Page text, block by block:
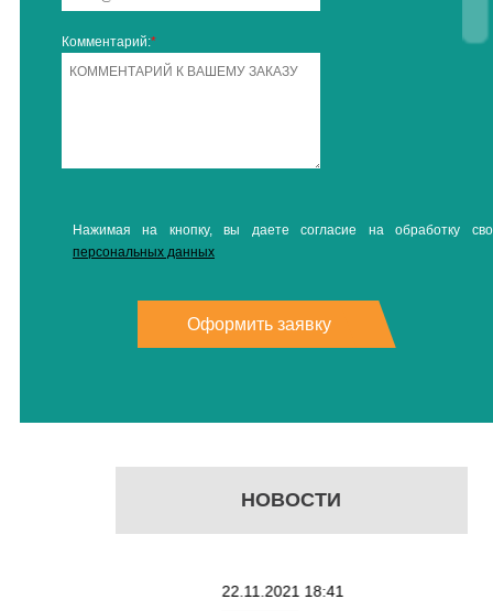
НОВОСТИ
22.11.2021 18:41
Комментарий:*
Нажимая на кнопку, вы даете согласие на обработку
персональных данных
Оформить заявку